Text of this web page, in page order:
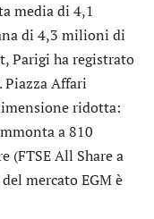
media di 4,1
di 4,3 milioni di
Parigi ha registrato
Piazza Affari
ridotta:
a 810
(FTSE All Share a
mercato EGM è